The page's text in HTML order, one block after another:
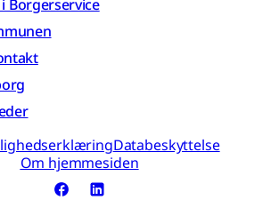
Borgerservice
Databeskyttelse
Om hjemmesiden